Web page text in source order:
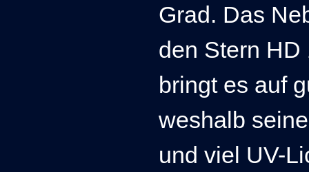
Grad. Das
den Stern HD
bringt es auf
weshalb
und viel UV-